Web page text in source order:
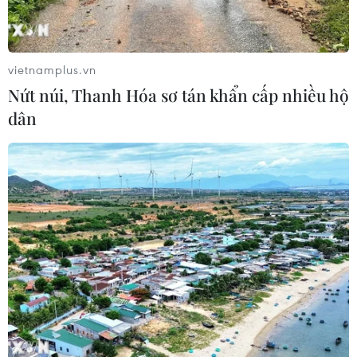
khẩn xin lỗi người hâm mộ xứ vạn
đảo
ASEAN Cup 2026: "Chìa khóa" giúp
04/08/2026 03:05
ASEAN Cup 2026: Đội tuyển Việt
Nam tạo "cơn địa chấn" trên truyền
thông khu vực
04/08/2026 02:45
Báo chí Đông Nam Á "dậy
vietnamplus.vn
Nứt núi, Thanh Hóa sơ tán khẩn cấp nhiều hộ
dân